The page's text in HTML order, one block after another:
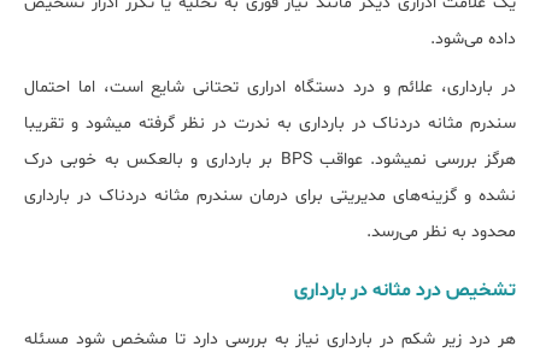
داده می‌شود.
در بارداری، علائم و درد دستگاه ادراری تحتانی شایع است، اما احتمال
سندرم مثانه دردناک در بارداری به ندرت در نظر گرفته می‎شود و تقریبا
هرگز بررسی نمی‎شود. عواقب BPS بر بارداری و بالعکس به خوبی درک
نشده و گزینه‌های مدیریتی برای درمان سندرم مثانه دردناک در بارداری
محدود به نظر می‎‌رسد.
تشخیص درد مثانه در بارداری
هر درد زیر شکم در بارداری نیاز به بررسی دارد تا مشخص شود مسئله